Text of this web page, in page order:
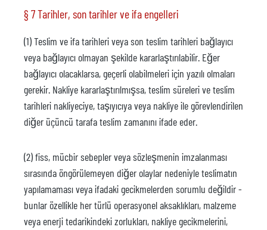
§ 7 Tarihler, son tarihler ve ifa engelleri
(1) Teslim ve ifa tarihleri veya son teslim tarihleri bağlayıcı
veya bağlayıcı olmayan şekilde kararlaştırılabilir. Eğer
bağlayıcı olacaklarsa, geçerli olabilmeleri için yazılı olmaları
gerekir. Nakliye kararlaştırılmışsa, teslim süreleri ve teslim
tarihleri nakliyeciye, taşıyıcıya veya nakliye ile görevlendirilen
diğer üçüncü tarafa teslim zamanını ifade eder.
(2) fiss, mücbir sebepler veya sözleşmenin imzalanması
sırasında öngörülemeyen diğer olaylar nedeniyle teslimatın
yapılamaması veya ifadaki gecikmelerden sorumlu değildir -
bunlar özellikle her türlü operasyonel aksaklıkları, malzeme
veya enerji tedarikindeki zorlukları, nakliye gecikmelerini,